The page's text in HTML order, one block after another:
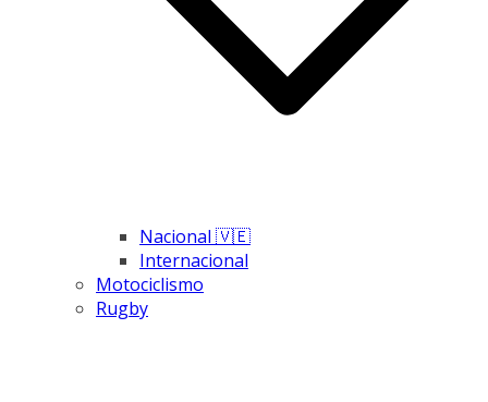
Nacional 🇻🇪
Internacional
Motociclismo
Rugby